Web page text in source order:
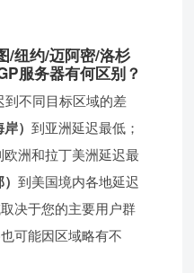
/纽约/迈阿密/洛杉
服务器有何区别？
不同目标区域的差
岸）到亚洲延迟最低；
欧洲和拉丁美洲延迟最
）到美国境内各地延迟
决于您的主要用户群
可能因区域略有不